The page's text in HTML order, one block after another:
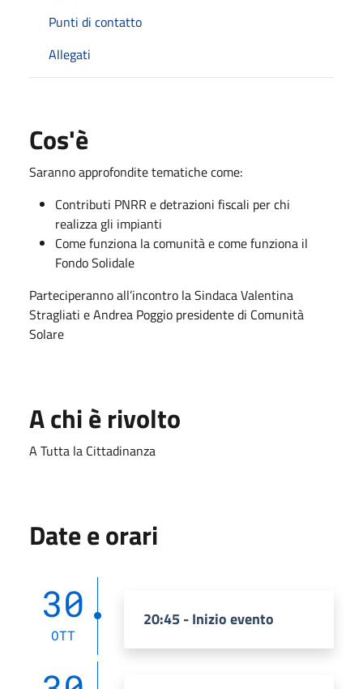
Punti di contatto
Allegati
Cos'è
Saranno approfondite tematiche come:
Contributi PNRR e detrazioni fiscali per chi
realizza gli impianti
Come funziona la comunità e come funziona il
Fondo Solidale
Parteciperanno all’incontro la Sindaca Valentina
Stragliati e Andrea Poggio presidente di Comunità
Solare
A chi è rivolto
A Tutta la Cittadinanza
Date e orari
30
OTT
20:45 - Inizio evento